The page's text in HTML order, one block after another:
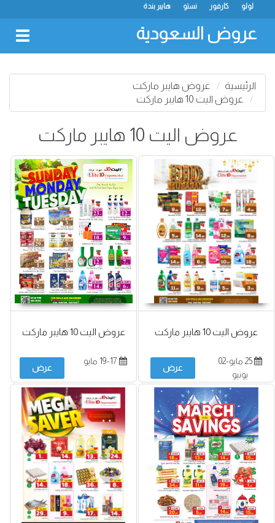
هايبر بندة نستو كارفور لولو
عروض السعودية
الرئيسية
عروض هايبر ماركت
عروض اليت 10 هايبر ماركت
عروض اليت 10 هايبر ماركت
عروض اليت 10 هايبر ماركت
25 مايو-02
يونيو
عرض
عروض اليت 10 هايبر ماركت
عرض